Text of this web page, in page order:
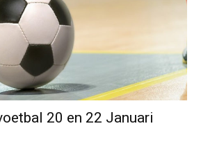
20 en 22 Januari